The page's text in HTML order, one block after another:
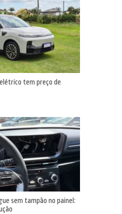
tem preço de
sem tampão no painel: